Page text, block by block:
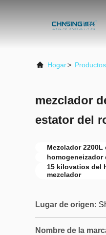
Hogar> Productos
mezclador
estator del
Mezclador
15 kilovatios del
mezclador
Lugar de origen:
Nombre de la